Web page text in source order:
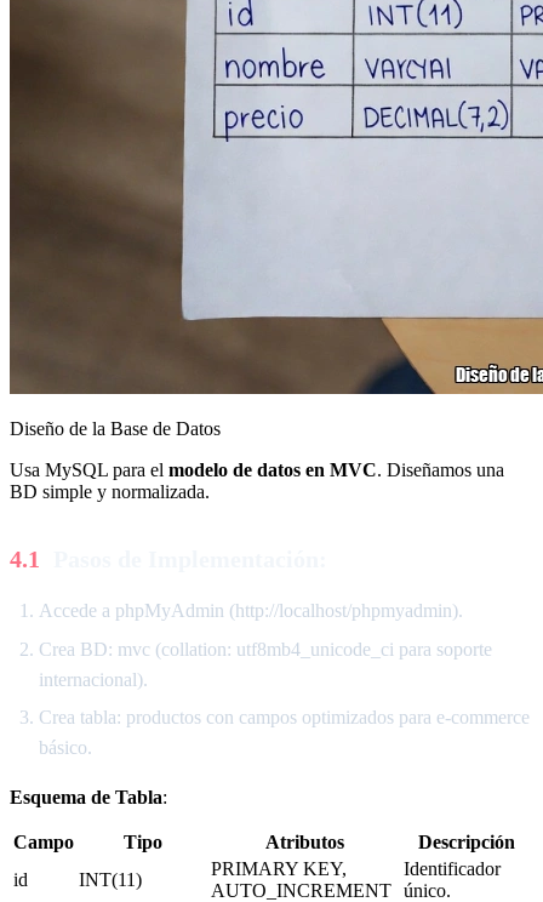
Diseño de la Base de Datos
Usa MySQL para el modelo de datos en MVC. Diseñamos una
BD simple y normalizada.
Accede a phpMyAdmin (http://localhost/phpmyadmin).
Crea BD: mvc (collation: utf8mb4_unicode_ci para soporte
internacional).
Crea tabla: productos con campos optimizados para e-commerce
básico.
Esquema de Tabla:
Campo Tipo Atributos
Descripción
id
INT(11)
PRIMARY KEY,
AUTO_INCREMENT
Identificador
único.